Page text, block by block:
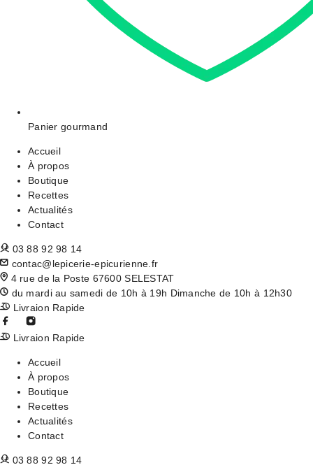
Panier gourmand
Accueil
À propos
Boutique
Recettes
Actualités
Contact
03 88 92 98 14
contac@lepicerie-epicurienne.fr
4 rue de la Poste 67600 SELESTAT
du mardi au samedi de 10h à 19h Dimanche de 10h à 12h30
Livraion Rapide
Livraion Rapide
Accueil
À propos
Boutique
Recettes
Actualités
Contact
03 88 92 98 14